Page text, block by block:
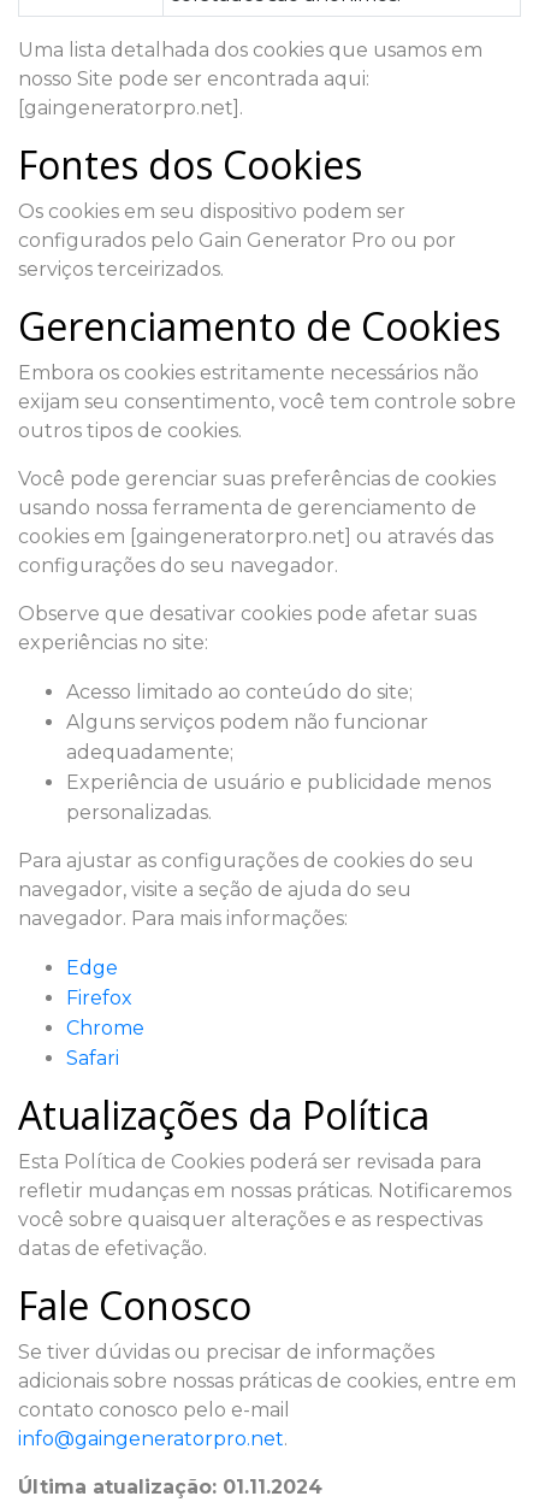
Uma lista detalhada dos cookies que usamos em
nosso Site pode ser encontrada aqui:
[gaingeneratorpro.net].
Fontes dos Cookies
Os cookies em seu dispositivo podem ser
configurados pelo Gain Generator Pro ou por
serviços terceirizados.
Gerenciamento de Cookies
Embora os cookies estritamente necessários não
exijam seu consentimento, você tem controle sobre
outros tipos de cookies.
Você pode gerenciar suas preferências de cookies
usando nossa ferramenta de gerenciamento de
cookies em [gaingeneratorpro.net] ou através das
configurações do seu navegador.
Observe que desativar cookies pode afetar suas
experiências no site:
Acesso limitado ao conteúdo do site;
Alguns serviços podem não funcionar
adequadamente;
Experiência de usuário e publicidade menos
personalizadas.
Para ajustar as configurações de cookies do seu
navegador, visite a seção de ajuda do seu
navegador. Para mais informações:
Edge
Firefox
Chrome
Safari
Atualizações da Política
Esta Política de Cookies poderá ser revisada para
refletir mudanças em nossas práticas. Notificaremos
você sobre quaisquer alterações e as respectivas
datas de efetivação.
Fale Conosco
Se tiver dúvidas ou precisar de informações
adicionais sobre nossas práticas de cookies, entre em
contato conosco pelo e-mail
info@gaingeneratorpro.net.
Última atualização: 01.11.2024